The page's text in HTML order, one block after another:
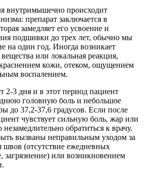
внутримышечно происходит
препарат заключается в
замедляет его усвоение и
подшивки до трех лет, обычно мы
на один год. Иногда возникает
или локальная реакция,
кожи, отеком, ощущением
воспалением.
2-3 дня и в этот период пациент
головную боль и небольшое
до 37,2-37,6 градусов. Если после
чувствует сильную боль, жар или
обратиться к врачу.
вызваны неправильным уходом за
швов (отсутствие ежедневных
загрязнение) или возникновением